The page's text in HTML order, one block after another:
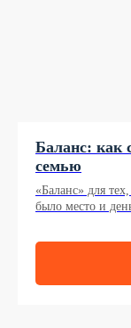
Баланс: как
семью
«Баланс» для
было место и